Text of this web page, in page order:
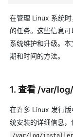
在管理 Linux 系统
的任务。这些信息
系统维护和升级。
期和时间的方法。
1. 查看 /var/
在许多 Linux 发行
统安装的详细信息
/var/log/